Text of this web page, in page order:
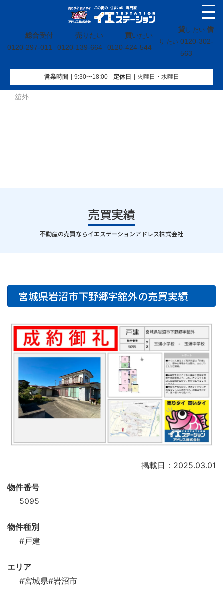
総合受付
0120-297-011
売りたい
0120-139-664
買いたい
0120-424-544
貸し たい 借
り たい 0120-302-
563
営業時間｜ 9:30〜18:00定休⽇｜ 火曜⽇・水曜⽇
イエステーション»売買実績»戸建»宮城県岩沼市下野郷字
舘外
売買実績
｜
不動産の売買ならイエステーションアドレス株式会社
宮城県岩沼市下野郷字舘外の売買実績
掲載日：2025.03.01
物件番号
5095
物件種別
#戸建
エリア
#宮城県#岩沼市